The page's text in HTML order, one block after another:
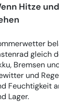
Hitze
gleich
Bremsen
und
Feuchtigkeit
Lager.